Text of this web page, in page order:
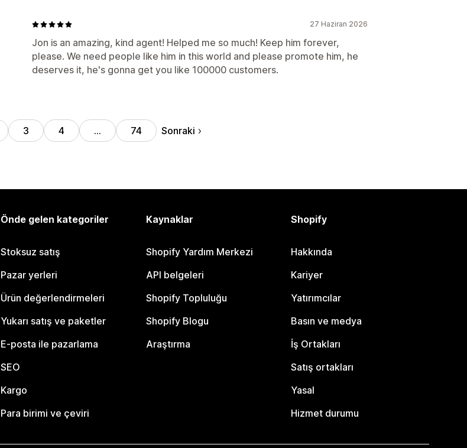
27 Haziran 2026
Jon is an amazing, kind agent! Helped me so much! Keep him forever,
please. We need people like him in this world and please promote him, he
deserves it, he's gonna get you like 100000 customers.
3 4 … 74 Sonraki
Önde gelen kategoriler
Stoksuz satış
Pazar yerleri
Ürün değerlendirmeleri
Yukarı satış ve paketler
E-posta ile pazarlama
SEO
Kargo
Para birimi ve çeviri
Kaynaklar
Shopify Yardım Merkezi
API belgeleri
Shopify Topluluğu
Shopify Blogu
Araştırma
Shopify
Hakkında
Kariyer
Yatırımcılar
Basın ve medya
İş Ortakları
Satış ortakları
Yasal
Hizmet durumu